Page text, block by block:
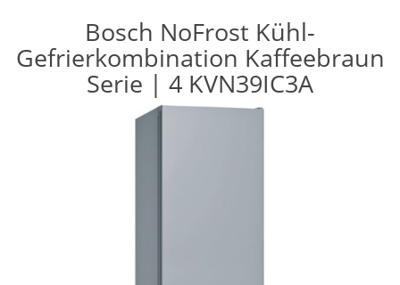
Bosch NoFrost Kühl-
Gefrierkombination Kaffeebraun
Serie | 4 KVN39IC3A